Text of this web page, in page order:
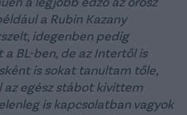
a Rubin Kazany
idegenben pedig
BL-ben, de az Intertől is
is sokat tanultam tőle,
az egész stábot kivittem
is kapcsolatban vagyok